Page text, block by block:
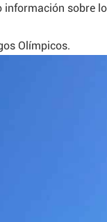
sobre
Olímpicos.